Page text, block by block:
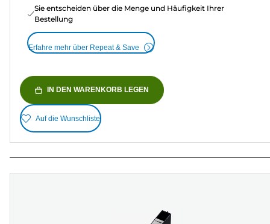
Sie entscheiden über die Menge und Häufigkeit Ihrer
Bestellung
Erfahre mehr über Repeat & Save
IN DEN WARENKORB LEGEN
Auf die Wunschliste